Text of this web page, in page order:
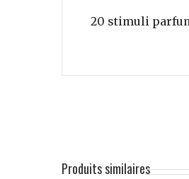
20 stimuli
Produits similaires